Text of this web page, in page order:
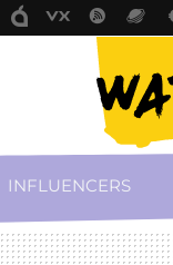
INFLUENCERS